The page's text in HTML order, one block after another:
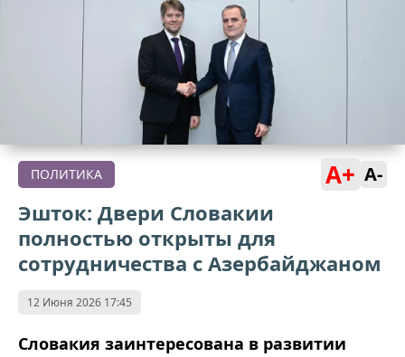
ПОЛИТИКА A+ A-
Эшток: Двери Словакии
полностью открыты для
сотрудничества с Азербайджаном
12 Июня 2026 17:45
Словакия заинтересована в развитии